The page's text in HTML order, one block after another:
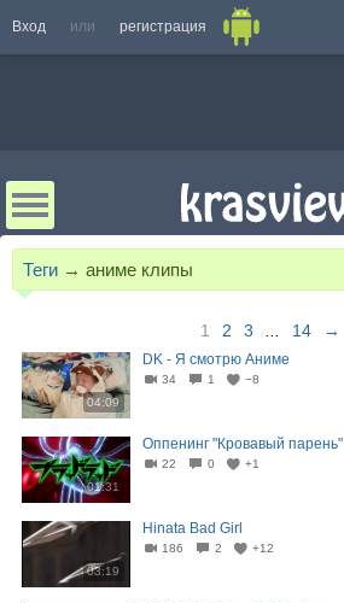
Вход или регистрация
Теги → аниме клипы
1 2 3 14 →
04:09
DK - Я смотрю Аниме
34 1 −8
01:31
Оппенинг "Кровавый парень"
22 0 +1
03:19
Hinata Bad Girl
186 2 +12